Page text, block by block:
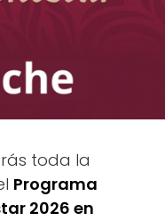
toda la
Programa
2026 en